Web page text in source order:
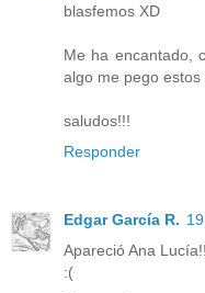
blasfemos XD
Me ha encantado,
algo me pego
saludos!!!
Responder
Edgar García R.
Apareció Ana
:(